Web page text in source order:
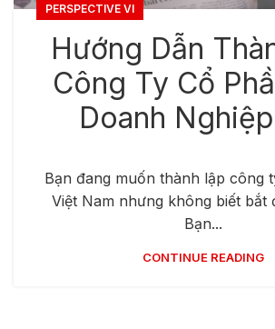
PERSPECTIVE VI
Hướng Dẫn
Công Ty Cổ
Doanh
Bạn đang muốn thành lập công
Việt Nam nhưng không biết bắt
Bạn...
CONTINUE READING